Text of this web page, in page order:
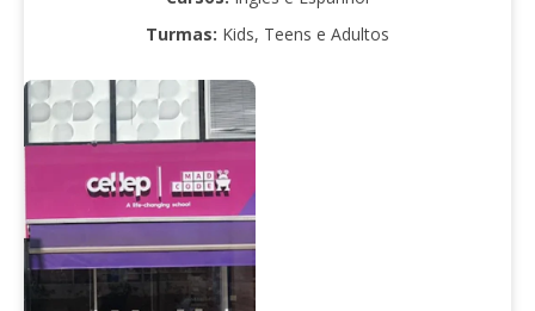
Turmas: Kids, Teens e Adultos